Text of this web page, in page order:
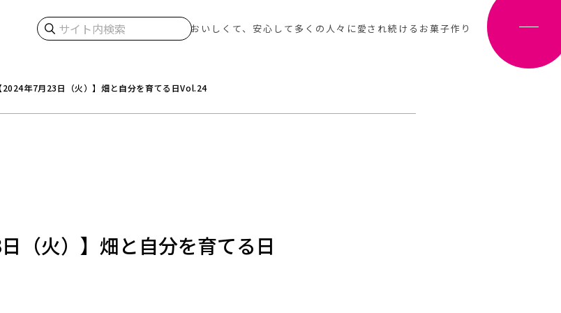
検索 おいしくて、安心して多くの人々に愛され続けるお菓子作り
【2024年7月23日（火）】畑と自分を育てる日Vol.24
日（火）】畑と自分を育てる日